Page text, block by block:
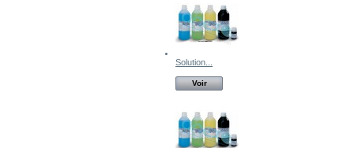
Solution...
Voir